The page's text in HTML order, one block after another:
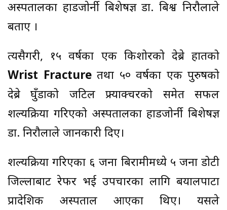
अस्पतालका हाडजाेर्नी बिशेषज्ञ डा. बिश्व निराैलाले
बताए ।
त्यसैगरी, १५ वर्षका एक किशोरको देब्रे हातको
Wrist Fractureतथा ५० वर्षका एक पुरुषको
देब्रे घुँडाको जटिल फ्र्याक्चरको समेत सफल
शल्यक्रिया गरिएको अस्पतालका हाडजाेर्नी बिशेषज्ञ
डा. निराैलाले जानकारी दिए।
शल्यक्रिया गरिएका ६ जना बिरामीमध्ये ५ जना डोटी
जिल्लाबाट रेफर भई उपचारका लागि बयालपाटा
प्रादेशिक अस्पताल आएका थिए। यसले